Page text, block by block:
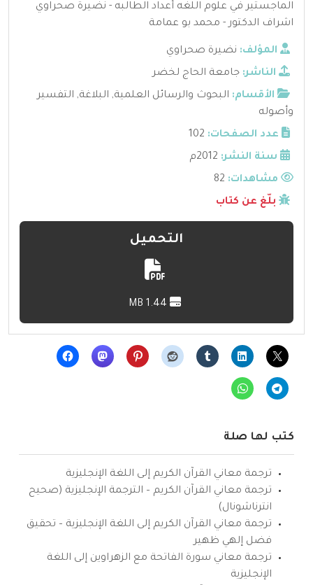
الماجستير في علوم اللغه أعداد الطالبه - نضيرة صحراوي
اشراف الدكتور - محمد بو عمامة
المؤلف: نضيرة صحراوي
الناشر: جامعة الحاج لخضر
الأقسام: البحوث والرسائل العلمية, البلاغة, التفسير
وأصوله
عدد الصفحات: 102
سنة النشر: 2012م
مشاهدات:
بلّغ عن كتاب
التحميل
كتب لها صلة
ترجمة معاني القرآن الكريم إلى اللغة الإنجليزية
ترجمة معاني القرآن الكريم – الترجمة الإنجليزية (صحيح
انترناشونال)
ترجمة معاني القرآن الكريم إلى اللغة الإنجليزية – تحقيق
فضل إلهي ظهير
ترجمة معاني سورة الفاتحة مع الزهراوين إلى اللغة
الإنجليزية